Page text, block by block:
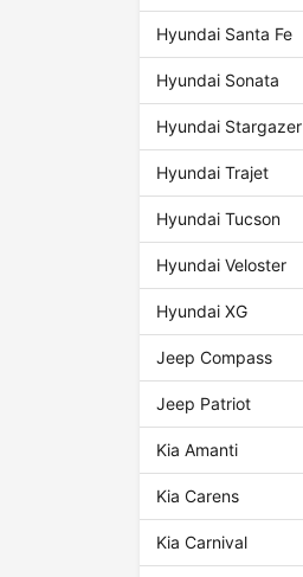
Hyundai Santa Fe
Hyundai Sonata
Hyundai Stargazer
Hyundai Trajet
Hyundai Tucson
Hyundai Veloster
Hyundai XG
Jeep Compass
Jeep Patriot
Kia Amanti
Kia Carens
Kia Carnival